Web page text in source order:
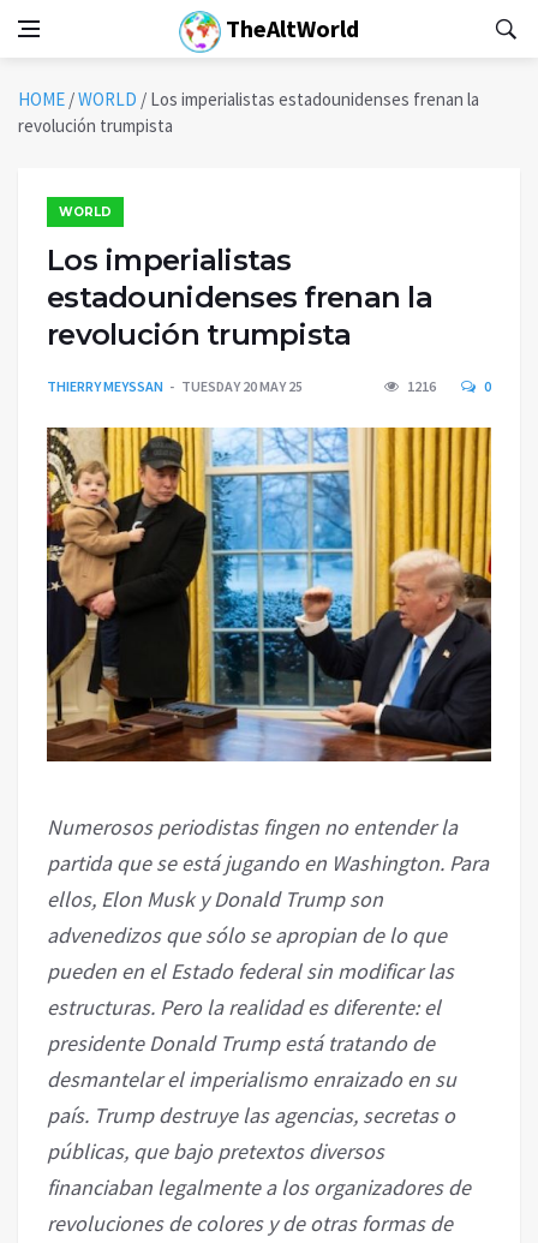
TheAltWorld
HOME /WORLD / Los imperialistas estadounidenses frenan la
revolución trumpista
WORLD
Los imperialistas
estadounidenses frenan la
revolución trumpista
THIERRY MEYSSAN TUESDAY 20 MAY 25 1216 0
Numerosos periodistas fingen no entender la
partida que se está jugando en Washington. Para
ellos, Elon Musk y Donald Trump son
advenedizos que sólo se apropian de lo que
pueden en el Estado federal sin modificar las
estructuras. Pero la realidad es diferente: el
presidente Donald Trump está tratando de
desmantelar el imperialismo enraizado en su
país. Trump destruye las agencias, secretas o
públicas, que bajo pretextos diversos
financiaban legalmente a los organizadores de
revoluciones de colores y de otras formas de